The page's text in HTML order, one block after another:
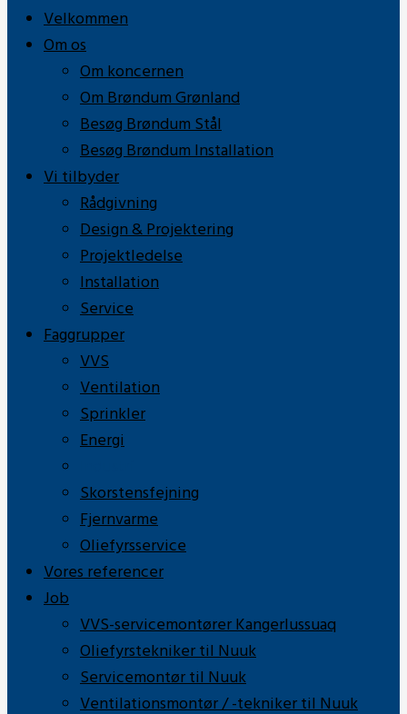
Velkommen
Om os
Om koncernen
Om Brøndum Grønland
Besøg Brøndum Stål
Besøg Brøndum Installation
Vi tilbyder
Rådgivning
Design & Projektering
Projektledelse
Installation
Service
Faggrupper
VVS
Ventilation
Sprinkler
Energi
Skorstensfejning
Fjernvarme
Oliefyrsservice
Vores referencer
Job
VVS-servicemontører Kangerlussuaq
Oliefyrstekniker til Nuuk
Servicemontør til Nuuk
Ventilationsmontør / -tekniker til Nuuk